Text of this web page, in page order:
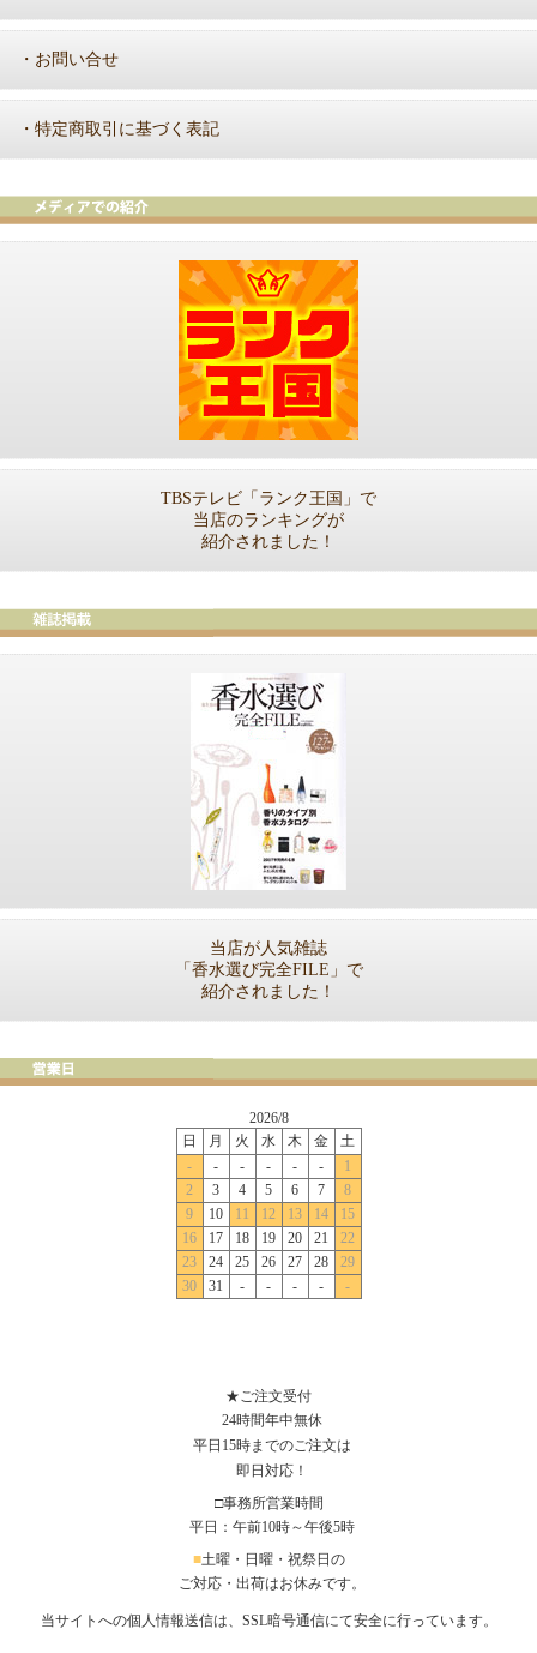
・ お問い合せ
・ 特定商取引に基づく表記
TBSテレビ「ランク王国」で
当店のランキングが
紹介されました！
当店が人気雑誌
「香水選び完全FILE」で
紹介されました！
★ご注文受付
24時間年中無休
平日15時までのご注文は
即日対応！
□事務所営業時間
平日：午前10時～午後5時
■土曜・日曜・祝祭日の
ご対応・出荷はお休みです。
当サイトへの個人情報送信は、SSL暗号通信にて安全に行っています。